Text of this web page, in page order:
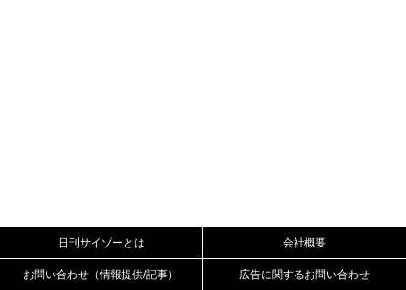
日刊サイゾーとは 会社概要
お問い合わせ（情報提供/記事） 広告に関するお問い合わせ